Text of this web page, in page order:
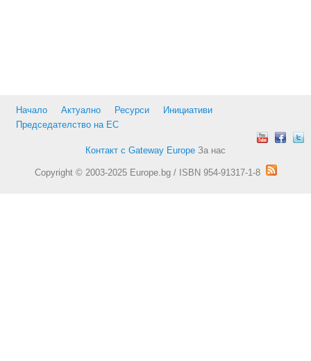
Начало Актуално Ресурси
Инициативи
Председателство на ЕС
Контакт с Gateway Europe За нас
Copyright © 2003-2025 Europe.bg / ISBN 954-91317-1-8